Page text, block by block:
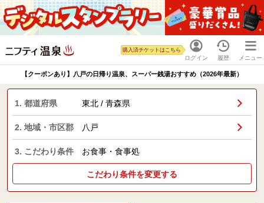
ログイン
購入済チケットはこちら
履歴 メニュー
【クーポンあり】八戸の日帰り温泉、スーパー銭湯おすすめ（2026年最新）
1. 都道府県 東北 / 青森県
2. 地域・市区郡 八戸
3. こだわり条件 お食事・食事処
こだわり条件を変更する